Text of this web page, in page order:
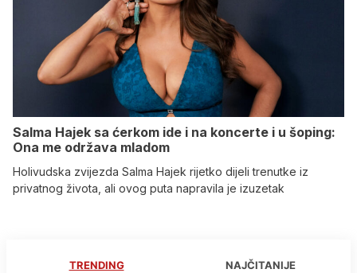
Salma Hajek sa ćerkom ide i na koncerte i u šoping:
Ona me održava mladom
Holivudska zvijezda Salma Hajek rijetko dijeli trenutke iz
privatnog života, ali ovog puta napravila je izuzetak
TRENDING NAJČITANIJE